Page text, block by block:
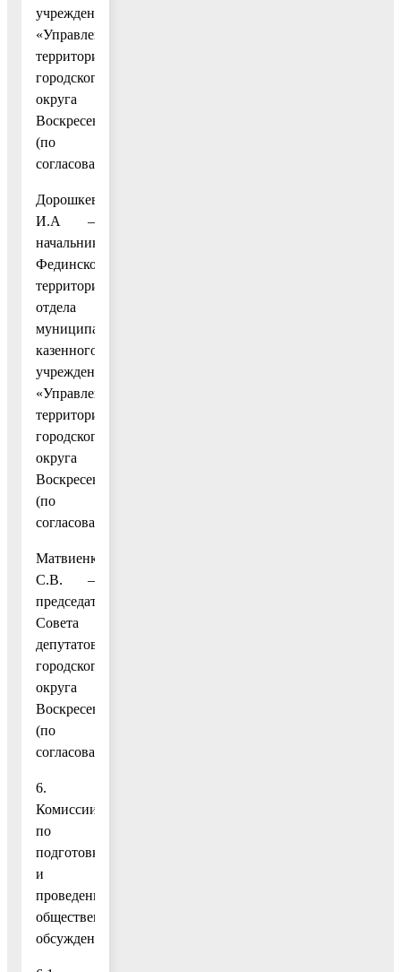
учреждения
«Управление
территорией
городского
округа
Воскресенск»
(по
согласованию);
Дорошкевич
И.А –
начальник
Фединского
территориального
отдела
муниципального
казенного
учреждения
«Управление
территорией
городского
округа
Воскресенск»
(по
согласованию);
Матвиенко
С.В. –
председатель
Совета
депутатов
городского
округа
Воскресенск
(по
согласованию).
6.
Комиссии
по
подготовке
и
проведению
общественных
обсуждений: